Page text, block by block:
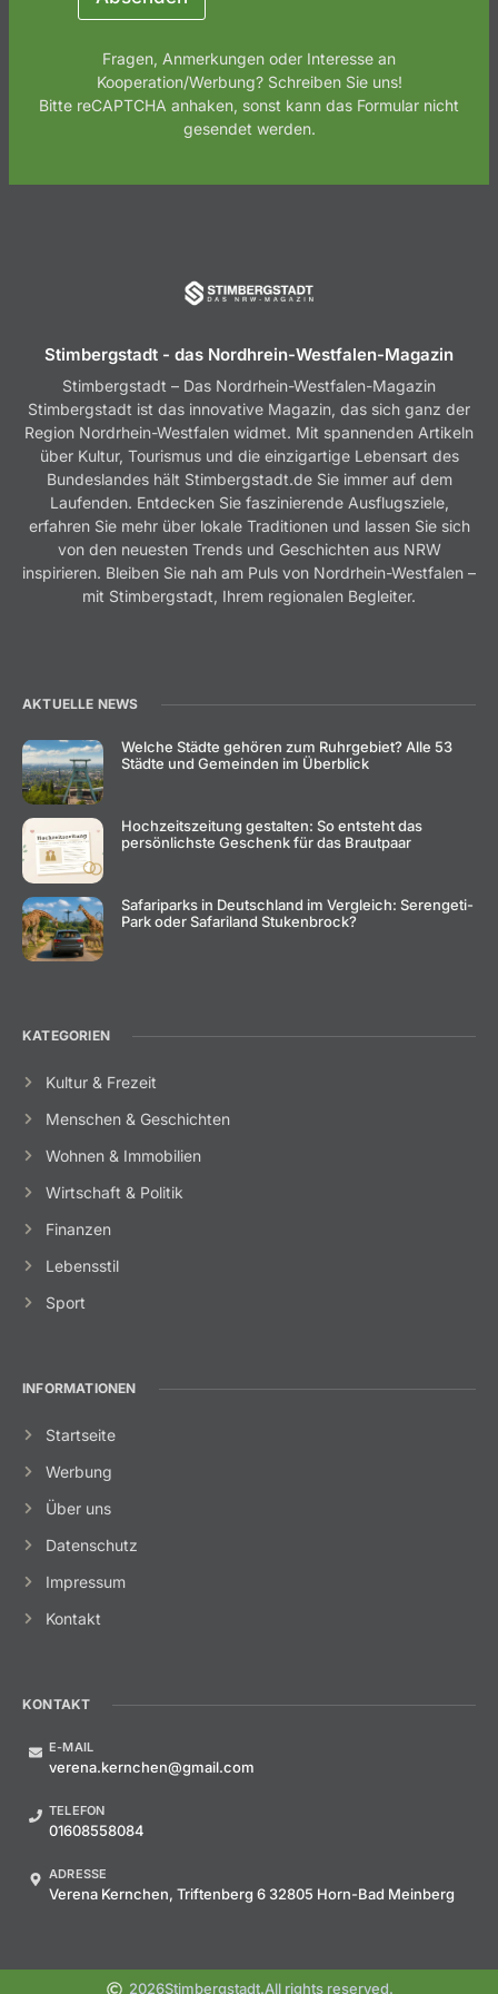
Fragen, Anmerkungen oder Interesse an
Kooperation/Werbung? Schreiben Sie uns!
Bitte reCAPTCHA anhaken, sonst kann das Formular nicht
gesendet werden.
Stimbergstadt - das Nordhrein-Westfalen-Magazin
Stimbergstadt – Das Nordrhein-Westfalen-Magazin
Stimbergstadt ist das innovative Magazin, das sich ganz der
Region Nordrhein-Westfalen widmet. Mit spannenden Artikeln
über Kultur, Tourismus und die einzigartige Lebensart des
Bundeslandes hält Stimbergstadt.de Sie immer auf dem
Laufenden. Entdecken Sie faszinierende Ausflugsziele,
erfahren Sie mehr über lokale Traditionen und lassen Sie sich
von den neuesten Trends und Geschichten aus NRW
inspirieren. Bleiben Sie nah am Puls von Nordrhein-Westfalen –
mit Stimbergstadt, Ihrem regionalen Begleiter.
AKTUELLE NEWS
Welche Städte gehören zum Ruhrgebiet? Alle 53
Städte und Gemeinden im Überblick
Hochzeitszeitung gestalten: So entsteht das
persönlichste Geschenk für das Brautpaar
Safariparks in Deutschland im Vergleich: Serengeti-
Park oder Safariland Stukenbrock?
KATEGORIEN
Kultur & Frezeit
Menschen & Geschichten
Wohnen & Immobilien
Wirtschaft & Politik
Finanzen
Lebensstil
Sport
INFORMATIONEN
Startseite
Werbung
Über uns
Datenschutz
Impressum
Kontakt
KONTAKT
E-MAIL
verena.kernchen@gmail.com
TELEFON
01608558084
ADRESSE
Verena Kernchen, Triftenberg 6 32805 Horn-Bad Meinberg
2026Stimbergstadt.All rights reserved.